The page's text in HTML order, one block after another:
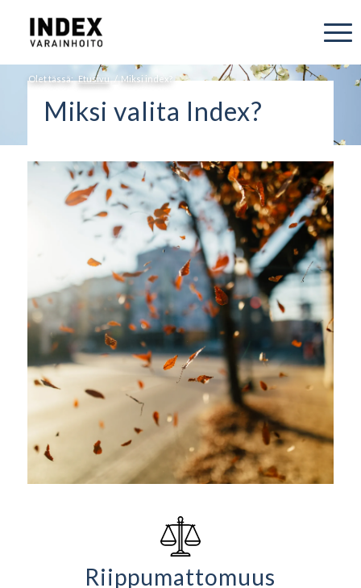
Olet tässä: Etusivu / Miksi index?
Miksi valita Index?
Riippumattomuus